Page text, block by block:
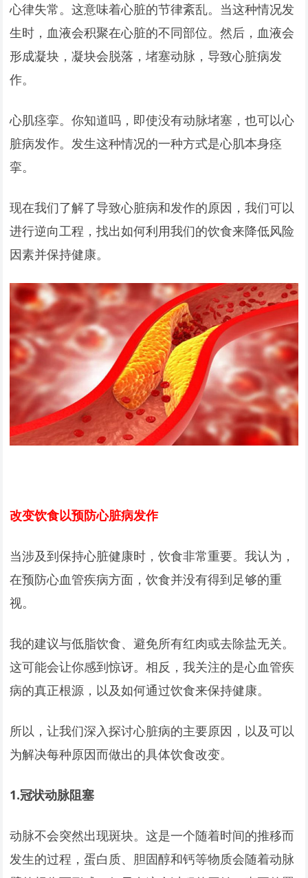
心律失常。这意味着心脏的节律紊乱。当这种情况发
生时，血液会积聚在心脏的不同部位。然后，血液会
形成凝块，凝块会脱落，堵塞动脉，导致心脏病发
作。
心肌痉挛。你知道吗，即使没有动脉堵塞，也可以心
脏病发作。发生这种情况的一种方式是心肌本身痉
挛。
现在我们了解了导致心脏病和发作的原因，我们可以
进行逆向工程，找出如何利用我们的饮食来降低风险
因素并保持健康。
改变饮食以预防心脏病发作
当涉及到保持心脏健康时，饮食非常重要。我认为，
在预防心血管疾病方面，饮食并没有得到足够的重
视。
我的建议与低脂饮食、避免所有红肉或去除盐无关。
这可能会让你感到惊讶。相反，我关注的是心血管疾
病的真正根源，以及如何通过饮食来保持健康。
所以，让我们深入探讨心脏病的主要原因，以及可以
为解决每种原因而做出的具体饮食改变。
1.冠状动脉阻塞
动脉不会突然出现斑块。这是一个随着时间的推移而
发生的过程，蛋白质、胆固醇和钙等物质会随着动脉